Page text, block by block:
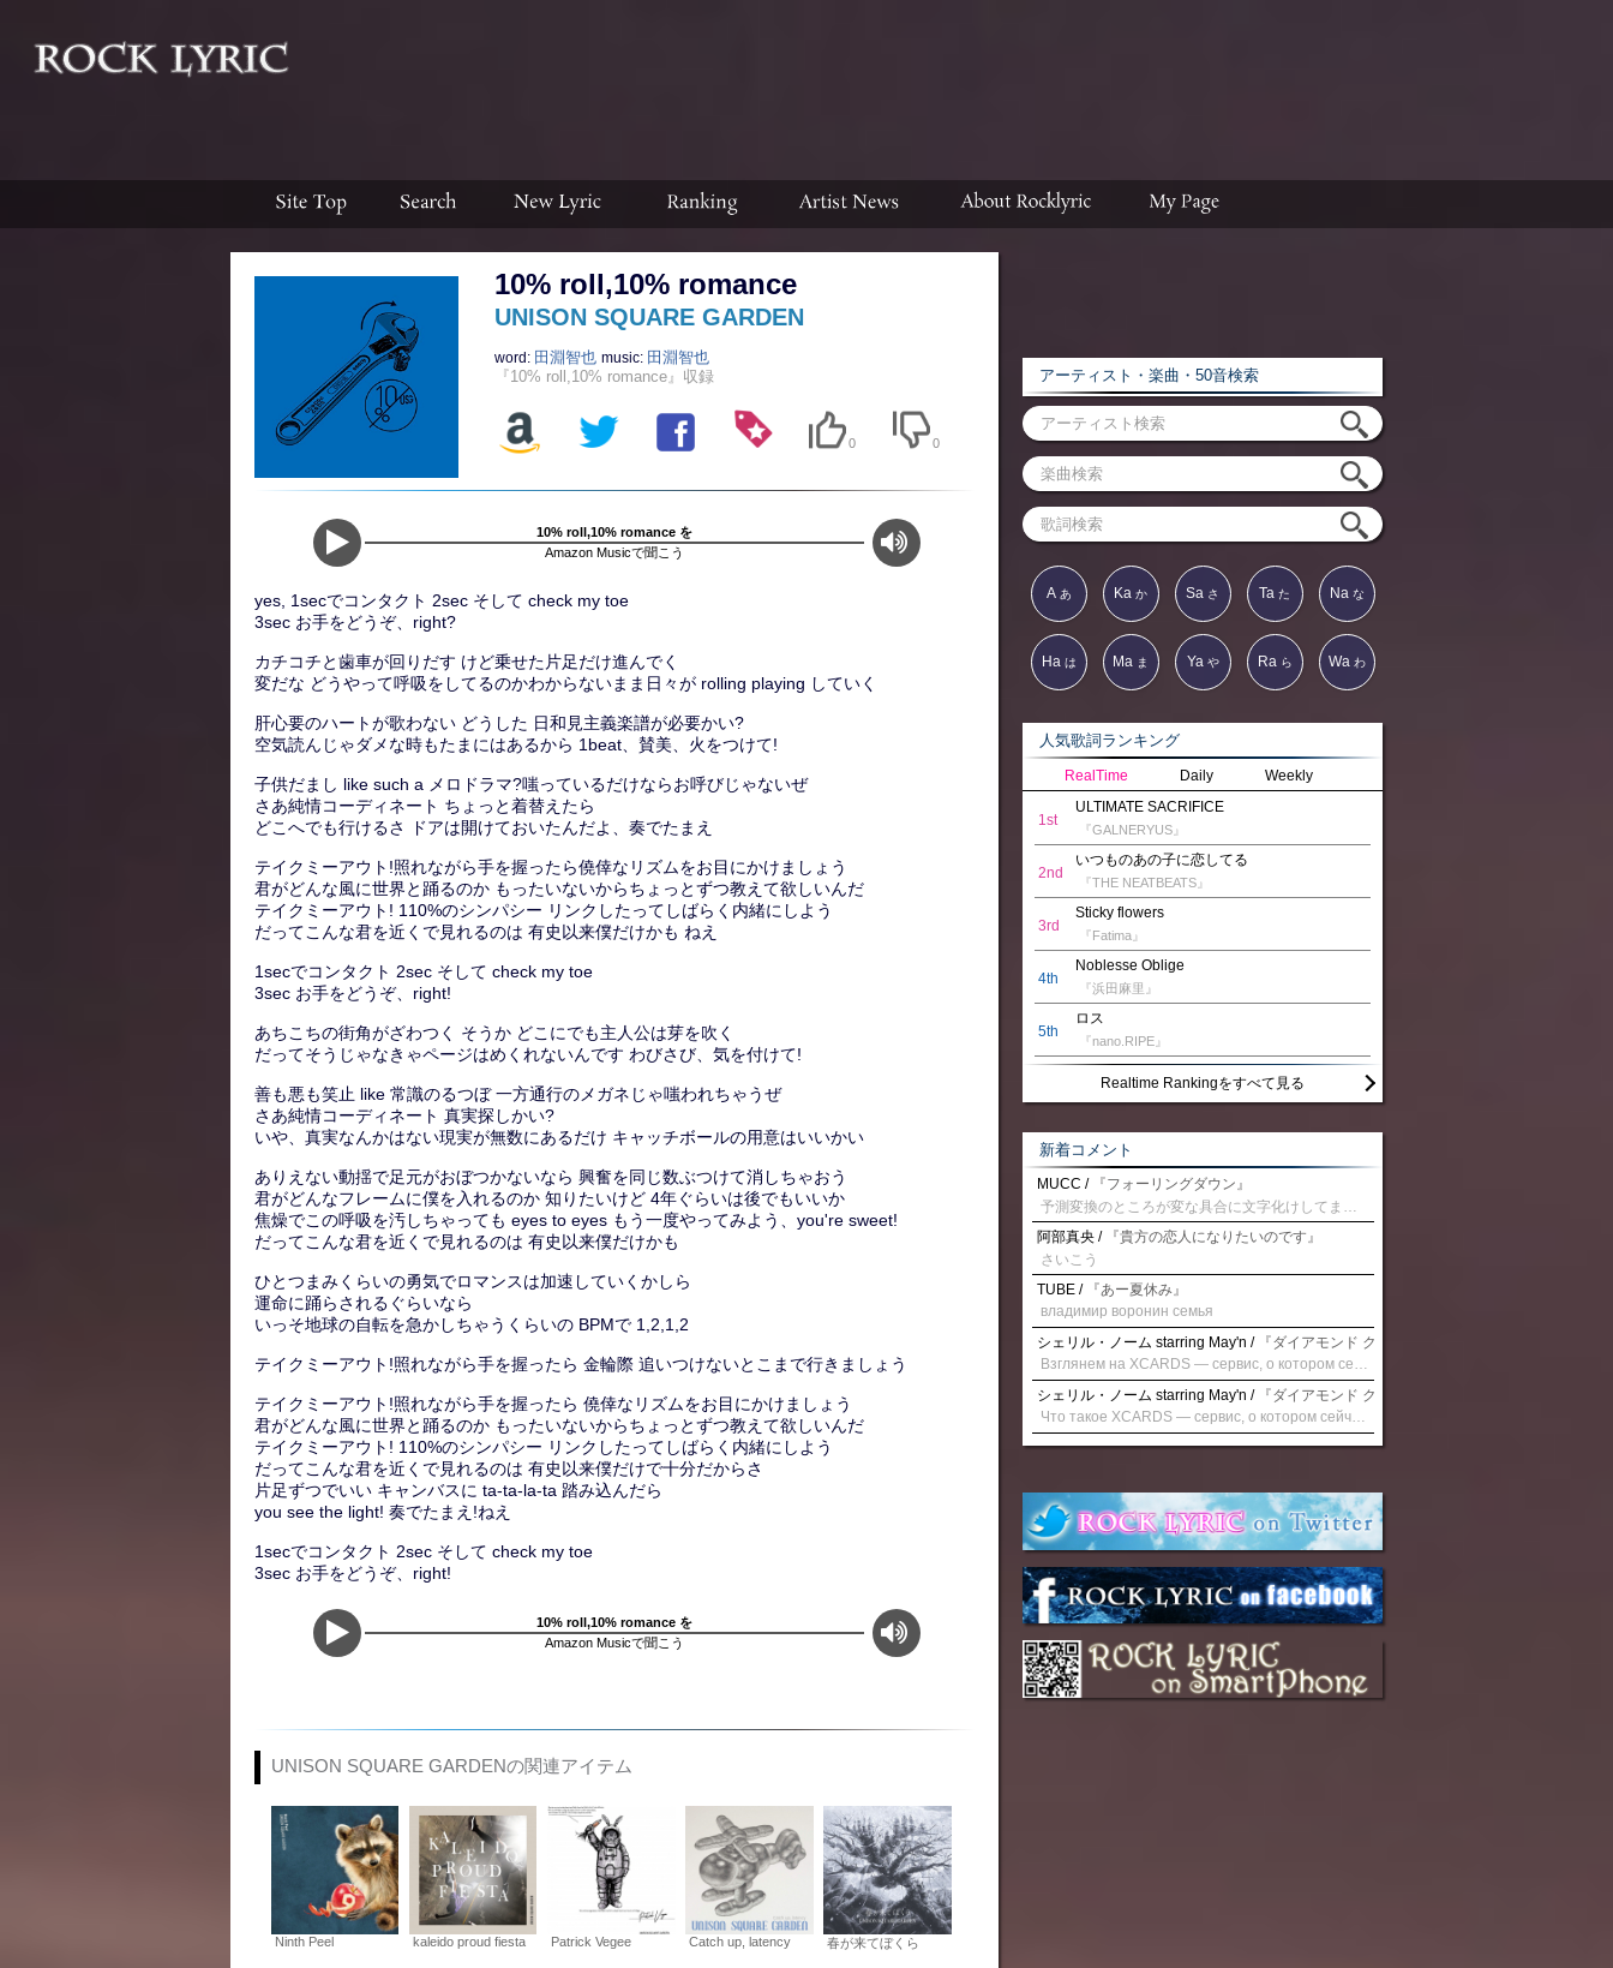
10% roll,10% romance
UNISON SQUARE GARDEN
word: 田淵智也 music: 田淵智也
『10% roll,10% romance』収録
0 0
10% roll,10% romance を
Amazon Musicで聞こう
yes, 1secでコンタクト 2sec そして check my toe
3sec お手をどうぞ、right?
カチコチと歯車が回りだす けど乗せた片足だけ進んでく
変だな どうやって呼吸をしてるのかわからないまま日々が rolling playing していく
肝心要のハートが歌わない どうした 日和見主義楽譜が必要かい?
空気読んじゃダメな時もたまにはあるから 1beat、賛美、火をつけて!
子供だまし like such a メロドラマ?嗤っているだけならお呼びじゃないぜ
さあ純情コーディネート ちょっと着替えたら
どこへでも行けるさ ドアは開けておいたんだよ、奏でたまえ
テイクミーアウト!照れながら手を握ったら僥倖なリズムをお目にかけましょう
君がどんな風に世界と踊るのか もったいないからちょっとずつ教えて欲しいんだ
テイクミーアウト! 110%のシンパシー リンクしたってしばらく内緒にしよう
だってこんな君を近くで見れるのは 有史以来僕だけかも ねえ
1secでコンタクト 2sec そして check my toe
3sec お手をどうぞ、right!
あちこちの街角がざわつく そうか どこにでも主人公は芽を吹く
だってそうじゃなきゃページはめくれないんです わびさび、気を付けて!
善も悪も笑止 like 常識のるつぼ 一方通行のメガネじゃ嗤われちゃうぜ
さあ純情コーディネート 真実探しかい?
いや、真実なんかはない現実が無数にあるだけ キャッチボールの用意はいいかい
ありえない動揺で足元がおぼつかないなら 興奮を同じ数ぶつけて消しちゃおう
君がどんなフレームに僕を入れるのか 知りたいけど 4年ぐらいは後でもいいか
焦燥でこの呼吸を汚しちゃっても eyes to eyes もう一度やってみよう、you're sweet!
だってこんな君を近くで見れるのは 有史以来僕だけかも
ひとつまみくらいの勇気でロマンスは加速していくかしら
運命に踊らされるぐらいなら
いっそ地球の自転を急かしちゃうくらいの BPMで 1,2,1,2
テイクミーアウト!照れながら手を握ったら 金輪際 追いつけないとこまで行きましょう
テイクミーアウト!照れながら手を握ったら 僥倖なリズムをお目にかけましょう
君がどんな風に世界と踊るのか もったいないからちょっとずつ教えて欲しいんだ
テイクミーアウト! 110%のシンパシー リンクしたってしばらく内緒にしよう
だってこんな君を近くで見れるのは 有史以来僕だけで十分だからさ
片足ずつでいい キャンバスに ta-ta-la-ta 踏み込んだら
you see the light! 奏でたまえ!ねえ
1secでコンタクト 2sec そして check my toe
3sec お手をどうぞ、right!
10% roll,10% romance を
Amazon Musicで聞こう
UNISON SQUARE GARDENの関連アイテム
Ninth Peel kaleido proud fiesta Patrick Vegee Catch up, latency 春が来てぼくら
アーティスト・楽曲・50音検索
A あ Ka か Sa さ Ta た Na な
Ha は Ma ま Ya や Ra ら Wa わ
人気歌詞ランキング
RealTime Daily Weekly
1st
ULTIMATE SACRIFICE
『GALNERYUS』
2nd
いつものあの子に恋してる
『THE NEATBEATS』
3rd
Sticky flowers
『Fatima』
4th
Noblesse Oblige
『浜田麻里』
5th
ロス
『nano.RIPE』
Realtime Rankingをすべて見る
新着コメント
MUCC / 『フォーリングダウン』
阿部真央 / 『貴方の恋人になりたいのです』
さいこう
TUBE / 『あー夏休み』
владимир воронин семья
シェリル・ノーム starring May'n / 『ダイアモンド クレバス/射手座☆午後九時 Don't be
シェリル・ノーム starring May'n / 『ダイアモンド クレバス/射手座☆午後九時 Don't be
Что такое XCARDS — сервис, о котором сейчас говорят. Буквально на днях заметил о интересный бренд XCARDS, он помогает создавать онлайн карты чтобы управлять бюджетами. Ключевые преимущества: Выпуск занимает всего считанные минуты. Платформа даёт возможность оформить множество карт для разных целей. Есть поддержка в любое время суток включая персонального менеджера. Есть контроль без задержек — транзакции, уведомления, аналитика — всё под рукой. Возможные нюансы: Регистрация: европейская юрисдикция — желательно убедиться, что сервис можно использовать без нарушений. Финансовые условия: возможно, есть скрытые комиссии, поэтому лучше внимательно прочитать договор. Отзывы пользователей: по отзывам поддержка работает быстро. Надёжность системы: внедрены базовые меры безопасности, но всё равно советую не хранить большие суммы на карте. Вывод: В целом платформа кажется отличным помощником для маркетологов. Платформа сочетает скорость, удобство и гибкость. Как вы думаете? Пользовались ли вы XCARDS? Поделитесь опытом — будет интересно сравнить. Виртуальные карты для бизнеса